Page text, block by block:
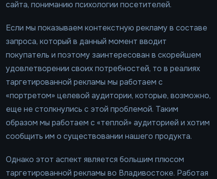
сайта, пониманию психологии посетителей.
Если мы показываем контекстную рекламу в составе
запроса, который в данный момент вводит
покупатель и поэтому заинтересован в скорейшем
удовлетворении своих потребностей, то в реалиях
таргетированной рекламы мы работаем с
«портретом» целевой аудитории, которые, возможно,
еще не столкнулись с этой проблемой. Таким
образом мы работаем с «теплой» аудиторией и хотим
сообщить им о существовании нашего продукта.
Однако этот аспект является большим плюсом
таргетированной рекламы во Владивостоке. Работая